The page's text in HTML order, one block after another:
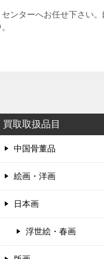
ンターへお任せ下さい
買取取扱品目
中国骨董品
絵画・洋画
日本画
浮世絵・春画